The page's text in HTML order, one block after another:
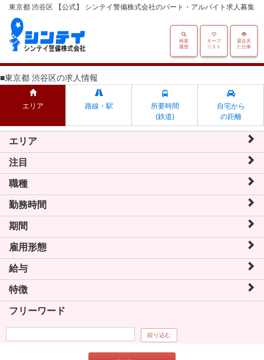
東京都 渋谷区 【公式】 シンテイ警備株式会社のパート・アルバイト求人募集
最近見
た仕事
キープ
リスト
検索
履歴
■東京都 渋谷区の求人情報
エリア 路線・駅
所要時間
(鉄道)
自宅から
の距離
エリア
注目
職種
勤務時間
期間
雇用形態
給与
特徴
フリーワード
絞り込む